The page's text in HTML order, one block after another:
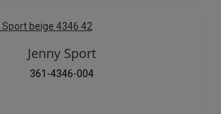
Jenny Sport
361-4346-004